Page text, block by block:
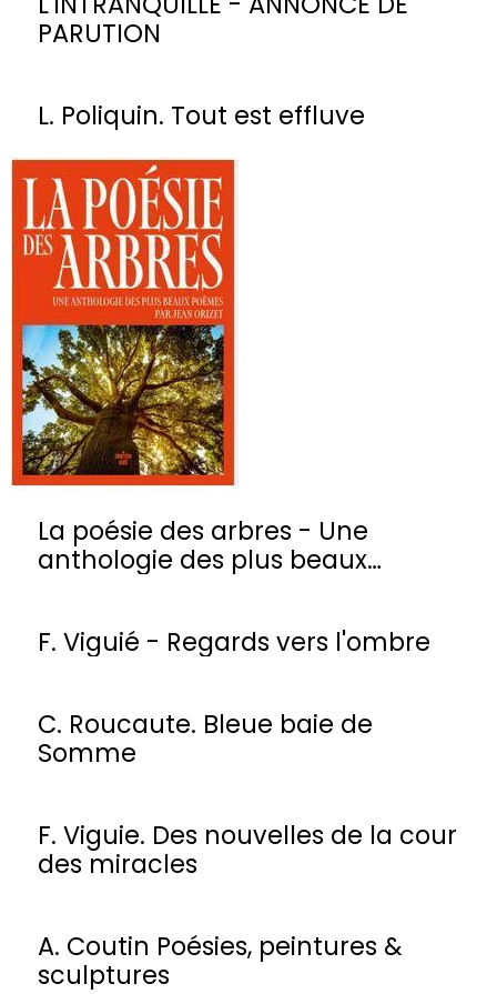
PARUTION
L. Poliquin. Tout est effluve
La poésie des arbres - Une
anthologie des plus beaux
F. Viguié - Regards vers l'ombre
C. Roucaute. Bleue baie de
Somme
F. Viguie. Des nouvelles de la cour
des miracles
A. Coutin Poésies, peintures &
sculptures